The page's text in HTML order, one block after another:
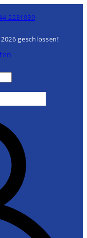
2231939
geschlossen!